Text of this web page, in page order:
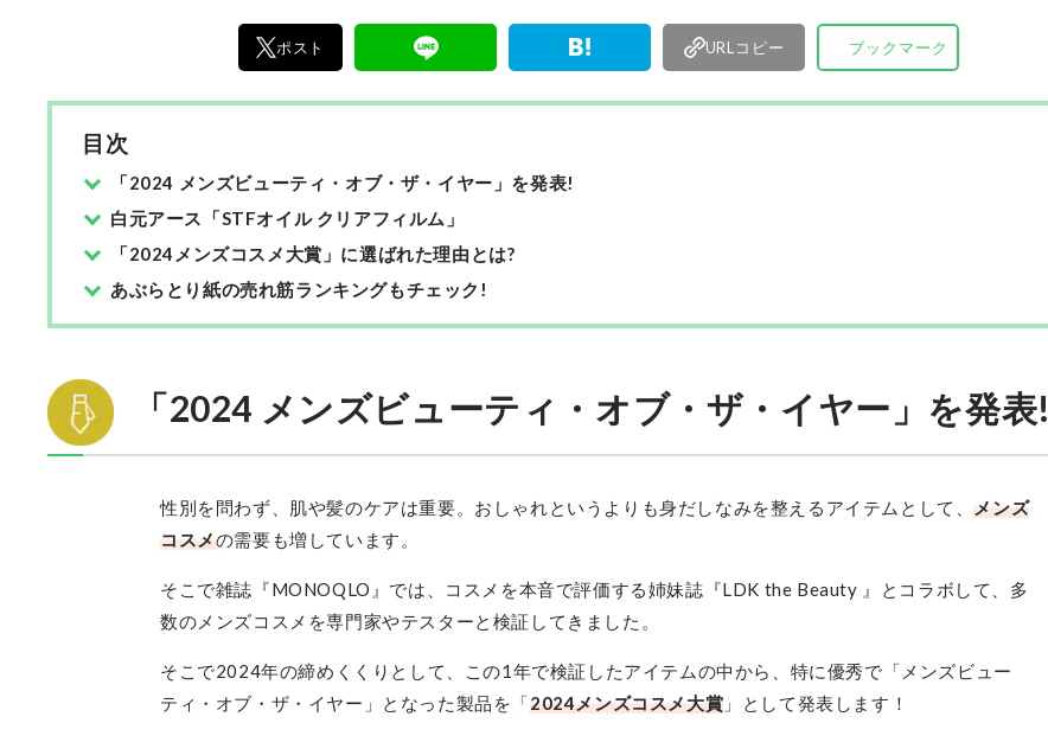
ポスト URLコピー ブックマーク
目次
「2024 メンズビューティ・オブ・ザ・イヤー」を発表!
白元アース「STFオイル クリアフィルム」
「2024メンズコスメ大賞」に選ばれた理由とは?
あぶらとり紙の売れ筋ランキングもチェック!
「2024 メンズビューティ・オブ・ザ・イヤー」を発表!
性別を問わず、肌や髪のケアは重要。おしゃれというよりも身だしなみを整えるアイテムとして、メンズ
コスメの需要も増しています。
そこで雑誌『MONOQLO』では、コスメを本音で評価する姉妹誌『LDK the Beauty 』とコラボして、多
数のメンズコスメを専門家やテスターと検証してきました。
そこで2024年の締めくくりとして、この1年で検証したアイテムの中から、特に優秀で「メンズビュー
ティ・オブ・ザ・イヤー」となった製品を「​2024メンズコスメ大賞 」として発表します！